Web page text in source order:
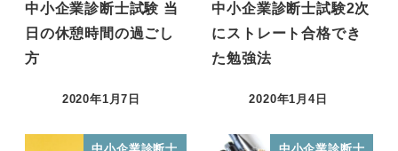
中小企業診断士試験 当
日の休憩時間の過ごし
方
投稿日
2020年1月7日
中小企業診断士試験2次
にストレート合格でき
た勉強法
投稿日
2020年1月4日